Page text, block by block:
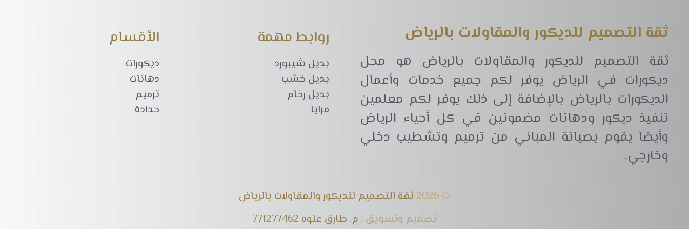
ثقة التصميم للديكور والمقاولات بالرياض
ثقة التصميم للديكور والمقاولات بالرياض هو محل
ديكورات في الرياض يوفر لكم جميع خدمات وأعمال
الديكورات بالرياض بالإضافة إلى ذلك يوفر لكم معلمين
تنفيذ ديكور ودهانات مضمونين في كل أحياء الرياض
وأيضا يقوم بصيانة المباني من ترميم وتشطيب دخلي
وخارجي.
روابط مهمة
بديل شيبورد
بديل خشب
بديل رخام
مرايا
الأقسام
ديكورات
دهانات
ترميم
حدادة
© 2026
ثقة التصميم للديكور والمقاولات بالرياض
تصميم وتسويق : م. طارق علوه 771277462